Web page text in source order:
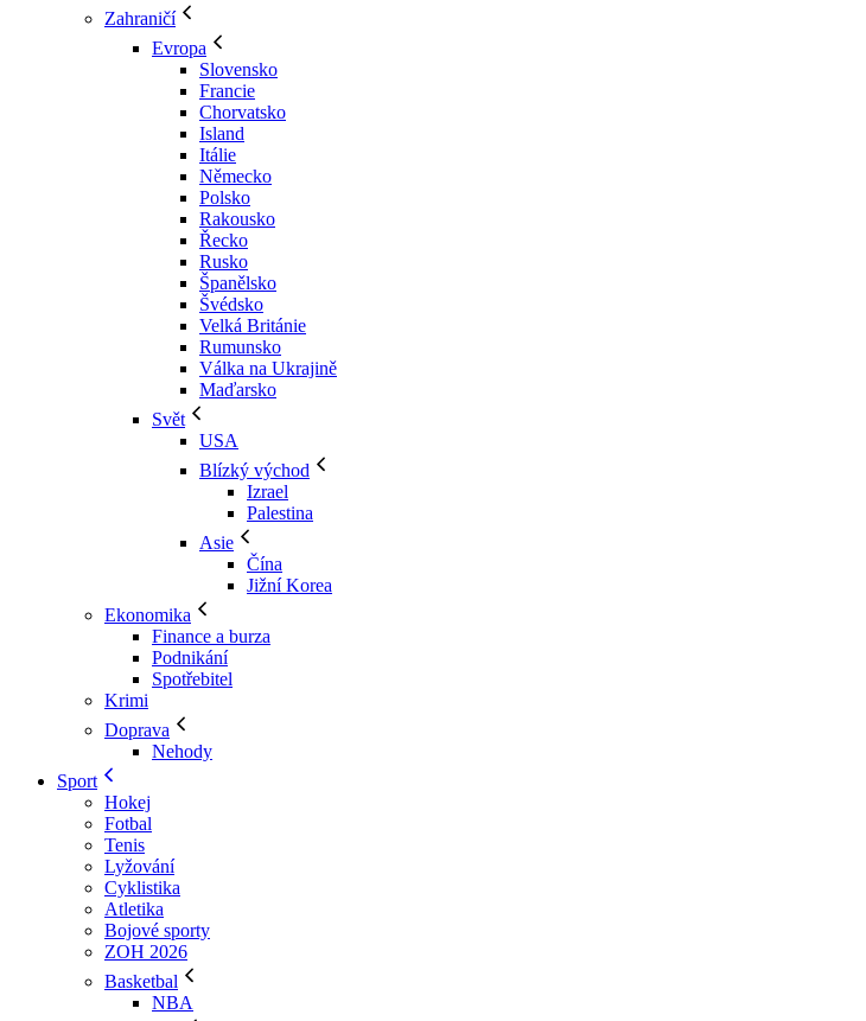
Zahraničí
Evropa
Slovensko
Francie
Chorvatsko
Island
Itálie
Německo
Polsko
Rakousko
Řecko
Rusko
Španělsko
Švédsko
Velká Británie
Rumunsko
Válka na Ukrajině
Maďarsko
Svět
USA
Blízký východ
Izrael
Palestina
Asie
Čína
Jižní Korea
Ekonomika
Finance a burza
Podnikání
Spotřebitel
Krimi
Doprava
Nehody
Sport
Hokej
Fotbal
Tenis
Lyžování
Cyklistika
Atletika
Bojové sporty
ZOH 2026
Basketbal
NBA